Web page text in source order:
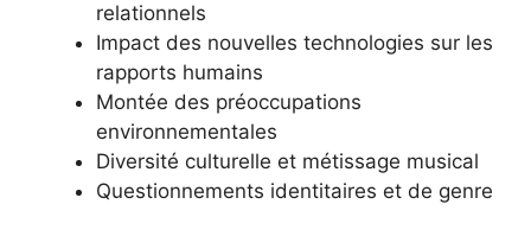
relationnels
Impact des nouvelles technologies sur les
rapports humains
Montée des préoccupations
environnementales
Diversité culturelle et métissage musical
Questionnements identitaires et de genre